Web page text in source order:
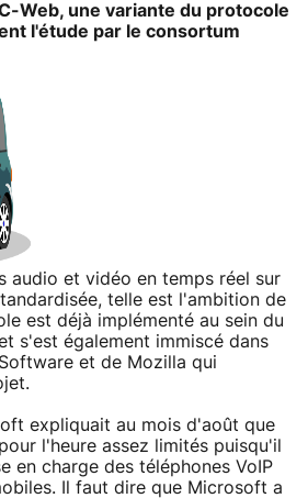
Web, une variante du protocole
l'étude par le consortum
audio et vidéo en temps réel sur
telle est l'ambition de
est déjà implémenté au sein du
s'est également immiscé dans
et de Mozilla qui
expliquait au mois d'août que
l'heure assez limités puisqu'il
en charge des téléphones VoIP
Il faut dire que Microsoft a